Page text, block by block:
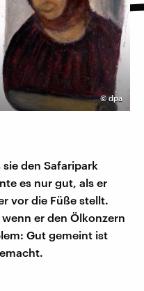
©dpa
den Safaripark
es nur gut, als er
vor die Füße stellt.
er den Ölkonzern
Gut gemeint ist